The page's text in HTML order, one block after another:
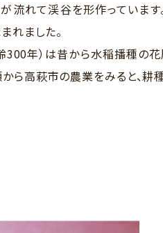
流れて渓谷を形作っていま
れました。
年）は昔から水稲播種の
ら高萩市の農業をみると、